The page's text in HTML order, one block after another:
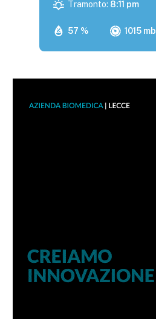
57 % 1015 mb
Tramonto: 8:11 pm